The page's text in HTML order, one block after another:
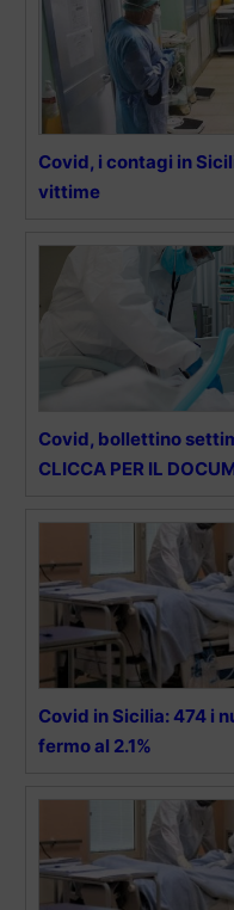
Covid, i contagi in
vittime
Covid, bollettino
CLICCA PER IL
Covid in Sicilia: 474 i
fermo al 2.1%